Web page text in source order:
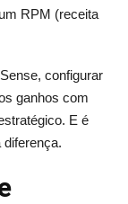
RPM (receita
configurar
ganhos com
E é